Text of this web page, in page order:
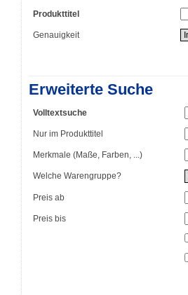
Produkttitel
Genauigkeit
Erweiterte Suche
Volltextsuche
Nur im Produkttitel
Merkmale (Maße, Farben, ...)
Welche Warengruppe?
Preis ab
Preis bis